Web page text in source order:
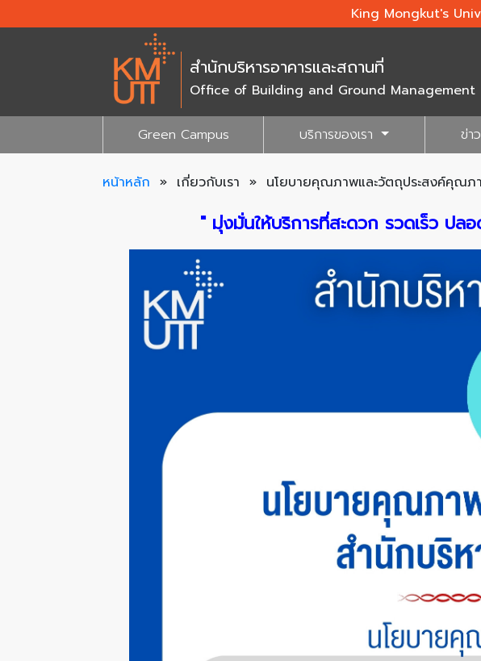
King Mongkut's
สำนักบริหารอาคารและสถานที่
Office of Building and Ground Management
Green Campus บริการของเรา ข่า
หน้าหลัก » เกี่ยวกับเรา » นโยบายคุณภาพและวัตถุประสงค์คุณภ
" มุ่งมั่นให้บริการที่สะดวก รวดเร็ว ปล